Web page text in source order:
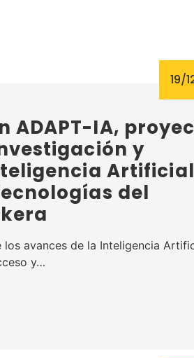
19/
ADAPT-IA,
y
Artificial
del
avances de la Inteligencia
y…